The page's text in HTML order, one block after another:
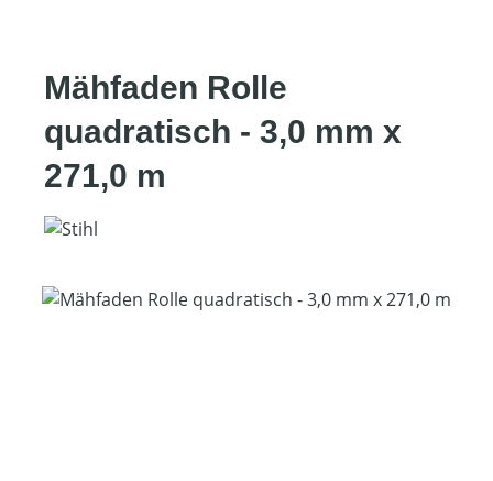
Mähfaden Rolle
quadratisch - 3,0 mm x
271,0 m
Bildergalerie überspringen